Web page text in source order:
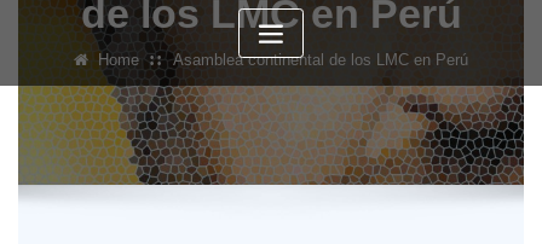
de los LMC en Perú
Home Asamblea continental de los LMC en Perú